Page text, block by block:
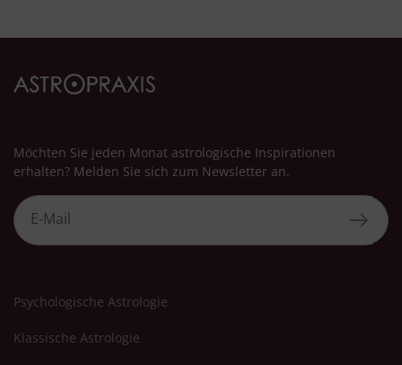
Möchten Sie jeden Monat astrologische Inspirationen
erhalten? Melden Sie sich zum Newsletter an.
Psychologische Astrologie
Klassische Astrologie